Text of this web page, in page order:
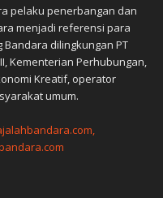
pelaku penerbangan dan
menjadi referensi para
dilingkungan PT
Kementerian Perhubungan,
Kreatif, operator
umum.